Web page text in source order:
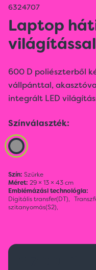
6324707
Laptop
világítással
600 D poliészterből
vállpánttal,
integrált LED
Színválaszték:
Szín: Szürke
Méret: 29 × 13 × 43 cm
Emblémázási technológia:
Digitális transfer(DT),
szitanyomás(S2),